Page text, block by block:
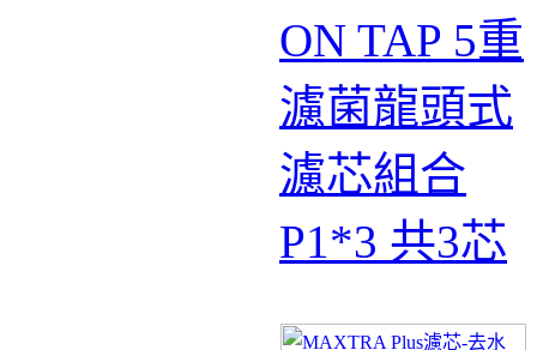
ON TAP 5重
濾菌龍頭式
濾芯組合
P1*3 共3芯